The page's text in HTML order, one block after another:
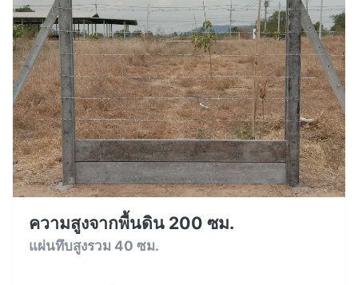
ความสูงจากพื้นดิน 200 ซม.
แผ่นทึบสูงรวม 40 ซม.